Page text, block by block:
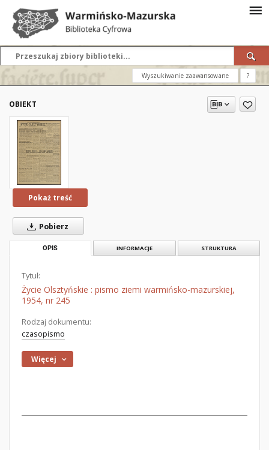
Wyszukiwanie zaawansowane ?
OBIEKT
Pokaż treść
Pobierz
OPIS INFORMACJE STRUKTURA
Tytuł:
Życie Olsztyńskie : pismo ziemi warmińsko-mazurskiej,
1954, nr 245
Rodzaj dokumentu:
czasopismo
Więcej